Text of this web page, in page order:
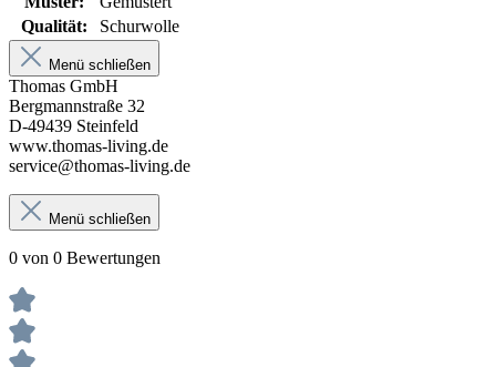
Qualität:
Schurwolle
Menü schließen
Thomas GmbH
Bergmannstraße 32
D-49439 Steinfeld
www.thomas-living.de
service@thomas-living.de
Menü schließen
0 von 0 Bewertungen